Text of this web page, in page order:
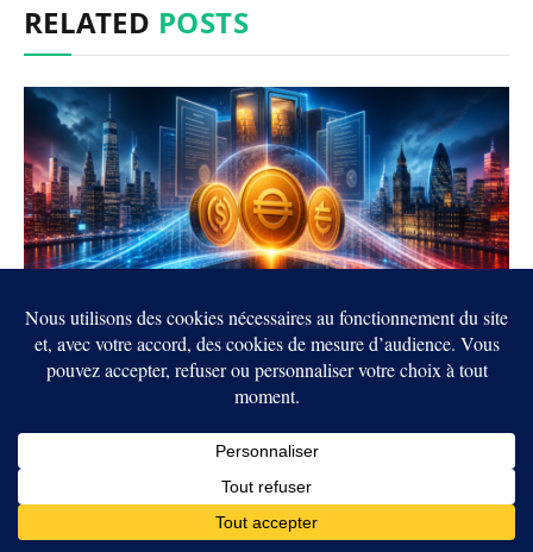
RELATED POSTS
Crypto : les États-Unis et le Royaume-Uni